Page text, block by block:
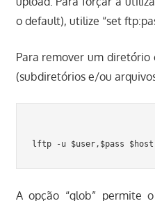
o default), utilize “set
Para remover um
(subdiretórios e/ou
A opção “glob” permite